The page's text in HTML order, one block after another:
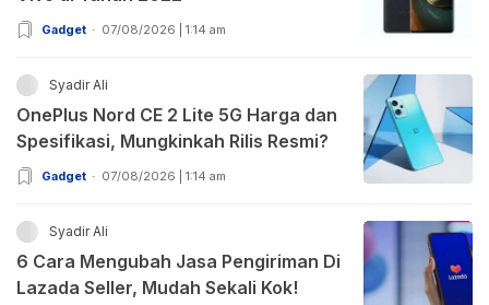
Gadget 07/08/2026 | 1:14 am
Syadir Ali
OnePlus Nord CE 2 Lite 5G Harga dan
Spesifikasi, Mungkinkah Rilis Resmi?
Gadget 07/08/2026 | 1:14 am
Syadir Ali
6 Cara Mengubah Jasa Pengiriman Di
Lazada Seller, Mudah Sekali Kok!